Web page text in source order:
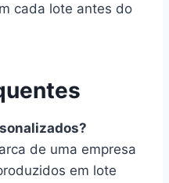
cada lote antes do
de uma empresa
em lote